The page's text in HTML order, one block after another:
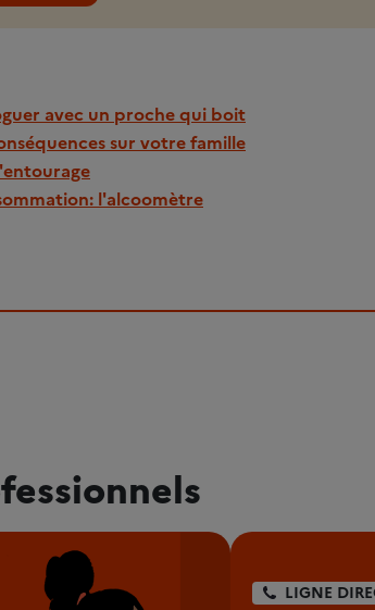
avec un proche qui boit
sur votre famille
l'alcoomètre
LIGNE